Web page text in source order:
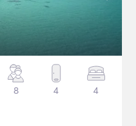
8 4 4